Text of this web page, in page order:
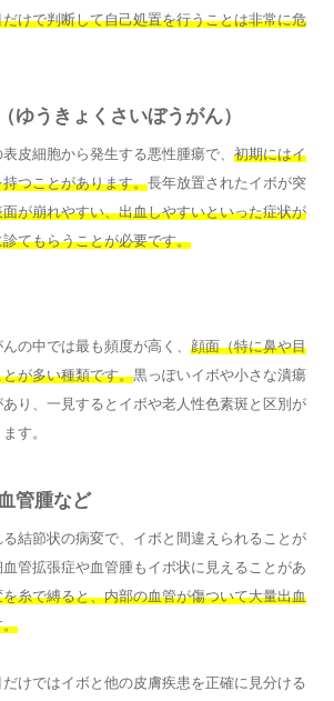
けで判断して自己処置を行うことは非常に危
ゆうきょくさいぼうがん）
皮細胞から発生する悪性腫瘍で、 初期にはイ
つことがあります。長年放置されたイボが突
面が崩れやすい、出血しやすいといった症状が
てもらうことが必要です。
の中では最も頻度が高く、 顔面（特に鼻や目
が多い種類です。黒っぽいイボや小さな潰瘍
り、一見するとイボや老人性色素斑と区別が
す。
管腫など
結節状の病変で、イボと間違えられることが
管拡張症や血管腫もイボ状に見えることがあ
糸で縛ると、内部の血管が傷ついて大量出血
。
けではイボと他の皮膚疾患を正確に見分ける